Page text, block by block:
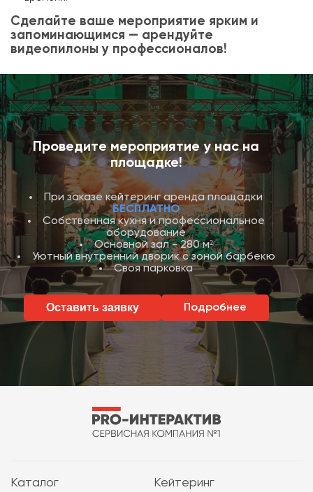
Сделайте ваше мероприятие ярким и
запоминающимся — арендуйте
видеопилоны у профессионалов!
Проведите мероприятие у нас на
площадке!
При заказе кейтеринг аренда площадки
БЕСПЛАТНО
Собственная кухня и профессиональное
оборудование
Основной зал - 280 м²
Уютный внутренний дворик с зоной барбекю
Своя парковка
Оставить заявку Подробнее
Каталог
Кейтеринг